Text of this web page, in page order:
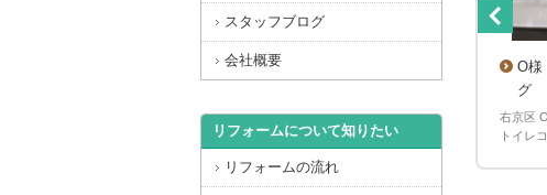
京都市中京区U様 トイレコー
京都市中京区 U様 トイレコーティング
O様
グ
右京区
トイレ
スタッフブログ
会社概要
リフォームについて知りたい
リフォームの流れ